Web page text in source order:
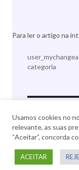
Para ler o artigo na
Autor
categoria
Paginação
conteúdos
All
Usamos cookies no
relevante, as suas
“Aceitar”, concorda
ACEITAR